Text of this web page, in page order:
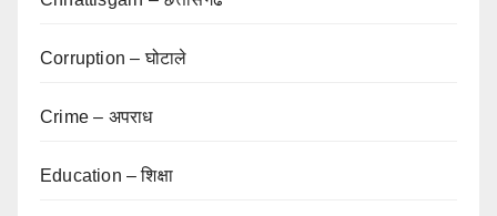
Corruption – घोटाले
Crime – अपराध
Education – शिक्षा